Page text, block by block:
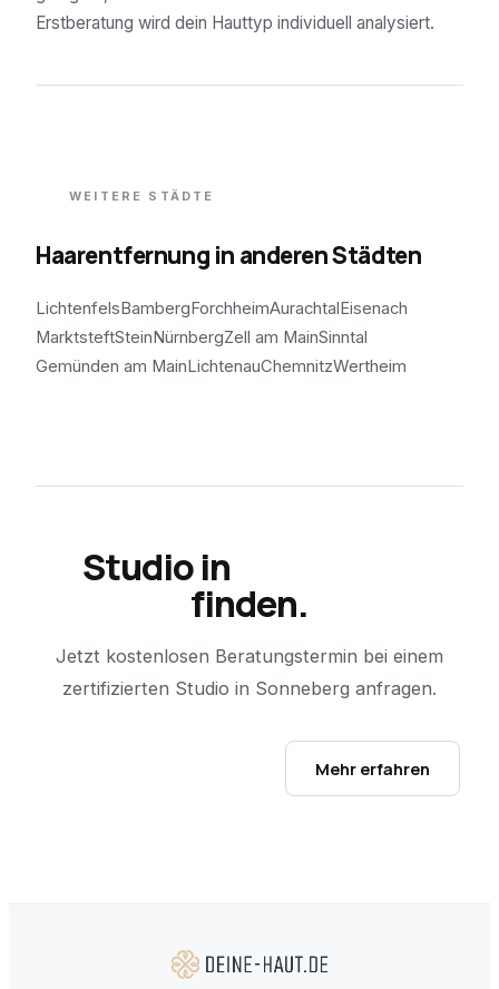
Erstberatung wird dein Hauttyp individuell analysiert.
WEITERE STÄDTE
Haarentfernung in anderen Städten
LichtenfelsBambergForchheimAurachtalEisenach
MarktsteftSteinNürnbergZell am MainSinntal
Gemünden am MainLichtenauChemnitzWertheim
Studio in
finden.
Jetzt kostenlosen Beratungstermin bei einem
zertifizierten Studio in Sonneberg anfragen.
Mehr erfahren